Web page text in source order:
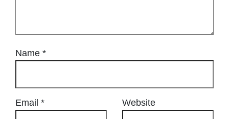
Name *
Email * Website